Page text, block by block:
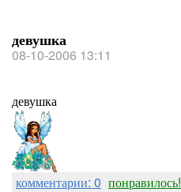
девушка
08-10-2006 13:11
девушка
комментарии: 0 понравилось!